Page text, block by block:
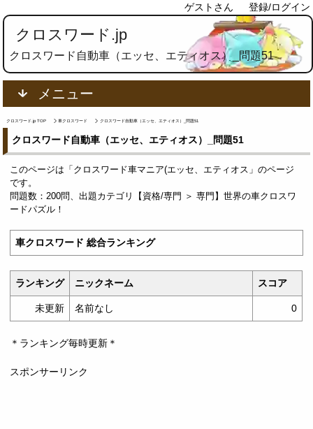
ゲストさん 登録/ログイン
クロスワード.jp
クロスワード自動車（エッセ、エティオス）_問題51
メニュー
クロスワード.jp TOP 車クロスワード クロスワード自動車（エッセ、エティオス）_問題51
クロスワード自動車（エッセ、エティオス）_問題51
このページは「クロスワード車マニア(エッセ、エティオス」のページ
です。
問題数：200問、出題カテゴリ【資格/専門 ＞ 専門】世界の車クロスワ
ードパズル！
車クロスワード 総合ランキング
ランキング ニックネーム スコア
未更新 名前なし 0
＊ランキング毎時更新＊
スポンサーリンク